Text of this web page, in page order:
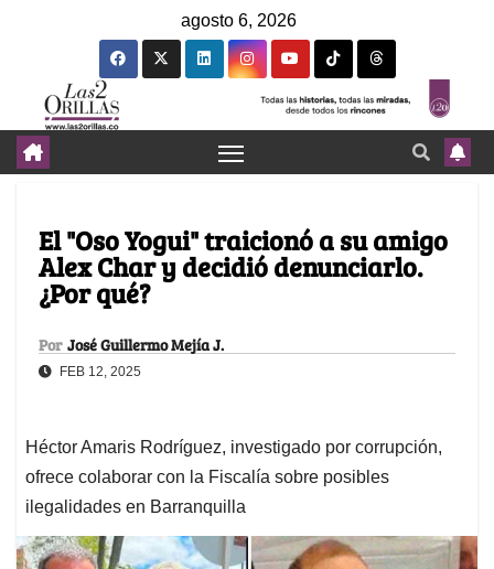
agosto 6, 2026
El "Oso Yogui" traicionó a su amigo
Alex Char y decidió denunciarlo.
¿Por qué?
Por José Guillermo Mejía J.
FEB 12, 2025
Héctor Amaris Rodríguez, investigado por corrupción,
ofrece colaborar con la Fiscalía sobre posibles
ilegalidades en Barranquilla